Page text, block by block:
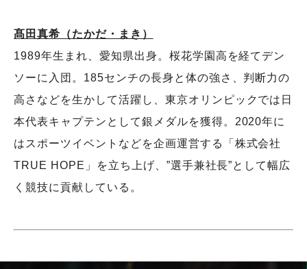
髙田真希（たかだ・まき）
1989年生まれ、愛知県出身。桜花学園高を経てデン
ソーに入団。185センチの長身と体の強さ、判断力の
高さなどを生かして活躍し、東京オリンピックでは日
本代表キャプテンとして銀メダルを獲得。2020年に
はスポーツイベントなどを企画運営する「株式会社
TRUE HOPE」を立ち上げ、”選手兼社長”として幅広
く競技に貢献している。